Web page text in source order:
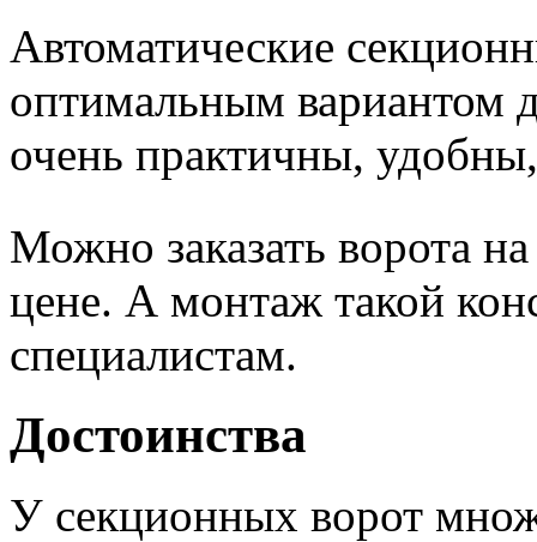
Автоматические
оптимальным вариантом
очень практичны,
Можно заказать ворота
цене. А монтаж такой
специалистам.
Достоинства
У секционных ворот